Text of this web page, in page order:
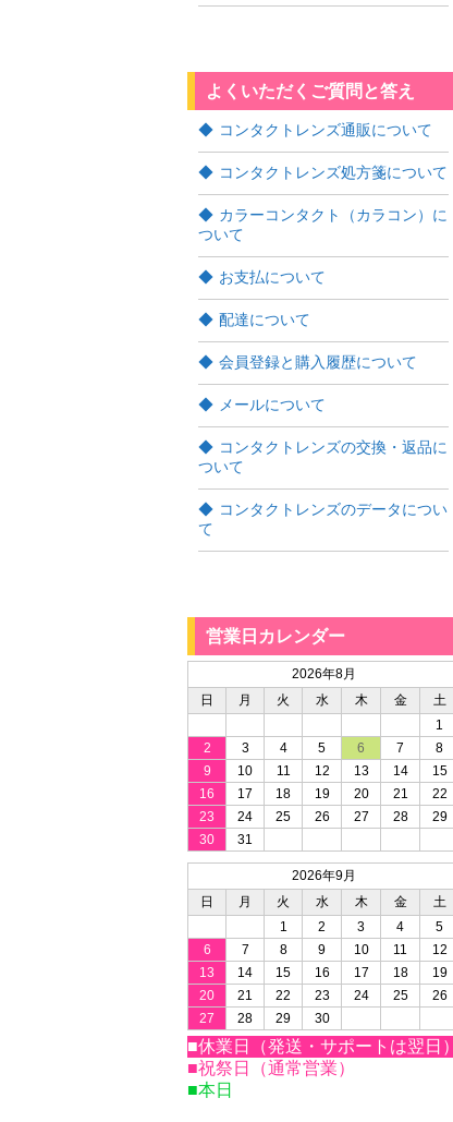
よくいただくご質問と答え
コンタクトレンズ通販について
コンタクトレンズ処方箋について
カラーコンタクト（カラコン）に
ついて
お支払について
配達について
会員登録と購入履歴について
メールについて
コンタクトレンズの交換・返品に
ついて
コンタクトレンズのデータについ
て
営業日カレンダー
2026年8月
日
月 火 水 木 金
土
1
2
3 4 5 6 7
8
9
10 11 12 13 14
15
16
17 18 19 20 21
22
23
24 25 26 27 28
29
30
31
2026年9月
日
月 火 水 木 金
土
1
2 3 4
5
6
7 8 9 10 11
12
13
14 15 16 17 18
19
20
21 22 23 24 25
26
27
28 29 30
■休業日（発送・サポートは翌日）
■祝祭日（通常営業）
■本日